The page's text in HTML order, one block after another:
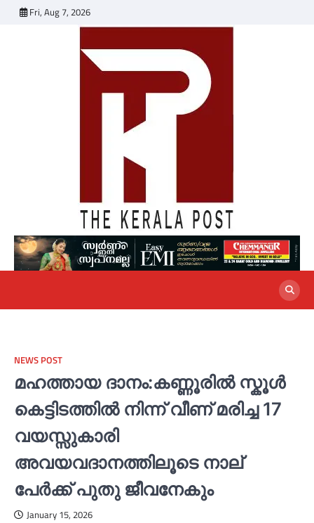
Fri, Aug 7, 2026
NEWS POST
മഹത്തായ ദാനം:കണ്ണൂരില്‍ സ്കൂള്‍
കെട്ടിടത്തില്‍ നിന്ന് വീണ് മരിച്ച 17
വയസ്സുകാരി
അവയവദാനത്തിലൂടെ നാല്
പേർക്ക് പുതു ജീവനേകും
January 15, 2026